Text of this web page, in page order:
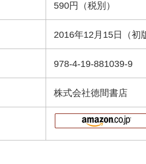
590円（税別）
2016年12月15日（初
978-4-19-881039-9
株式会社徳間書店